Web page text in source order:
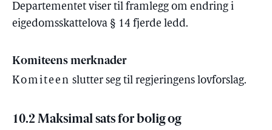
Departementet viser til framlegg om endring i
eigedomsskattelova § 14 fjerde ledd.
Komiteens merknader
Komiteen slutter seg til regjeringens lovforslag.
10.2 Maksimal sats for bolig og